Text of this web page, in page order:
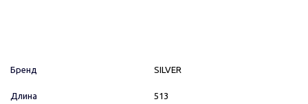
Бренд SILVER
Длина 513